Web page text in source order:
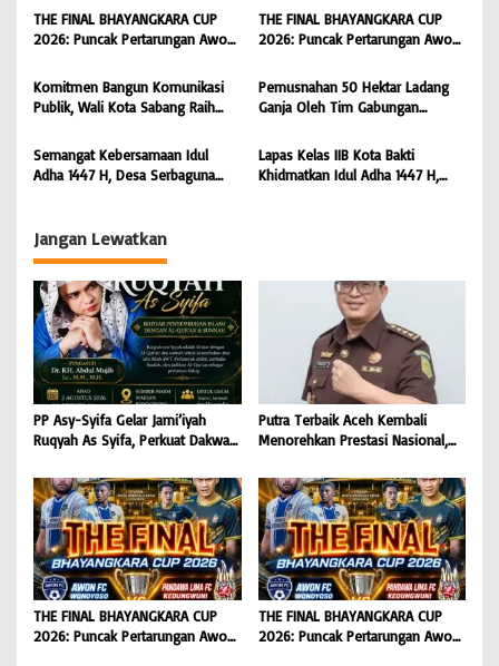
o
di Bondowoso
Dipromosikan Menjadi
Koordinator JAM Pidum
THE FINAL BHAYANGKARA CUP
2026: Puncak Pertarungan Awon
FC Kedungwuni, Siap
Mengguncang Stadion Widya
Manggala Krida
THE FINAL BHAYANGKARA CUP
2026: Puncak Pertarungan Awon
FC Kedungwuni, Siap
Mengguncang Stadion Widya
Manggala Krida
Komitmen Bangun Komunikasi
Publik, Wali Kota Sabang Raih
BONGKAR’Perkara.com
Pemusnahan 50 Hektar Ladang
Ganja Oleh Tim Gabungan
Meurandeh
Semangat Kebersamaan Idul
Adha 1447 H, Desa Serbaguna
Lapas Kelas IIB Kota Bakti
Khidmatkan Idul Adha 1447 H,
Jangan Lewatkan
PP Asy-Syifa Gelar Jami’iyah
Ruqyah As Syifa, Perkuat Dakwah
di Bondowoso
Putra Terbaik Aceh Kembali
Menorehkan Prestasi Nasional,
Dipromosikan Menjadi
Koordinator JAM Pidum
Kejaksaan Agung RI |
BONGKAR’Perkara.com
THE FINAL BHAYANGKARA CUP
2026: Puncak Pertarungan Awon
THE FINAL BHAYANGKARA CUP
2026: Puncak Pertarungan Awon